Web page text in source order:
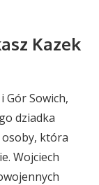
Kazek
Gór Sowich,
dziadka
osoby, która
Wojciech